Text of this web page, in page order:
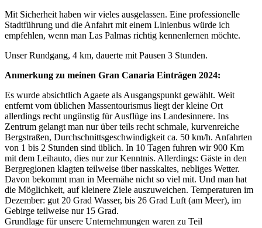
Mit Sicherheit haben wir vieles ausgelassen. Eine professionelle
Stadtführung und die Anfahrt mit einem Linienbus würde ich
empfehlen, wenn man Las Palmas richtig kennenlernen möchte.
Unser Rundgang, 4 km, dauerte mit Pausen 3 Stunden.
Anmerkung zu meinen Gran Canaria Einträgen 2024:
Es wurde absichtlich Agaete als Ausgangspunkt gewählt. Weit
entfernt vom üblichen Massentourismus liegt der kleine Ort
allerdings recht ungünstig für Ausflüge ins Landesinnere. Ins
Zentrum gelangt man nur über teils recht schmale, kurvenreiche
Bergstraßen, Durchschnittsgeschwindigkeit ca. 50 km/h. Anfahrten
von 1 bis 2 Stunden sind üblich. In 10 Tagen fuhren wir 900 Km
mit dem Leihauto, dies nur zur Kenntnis. Allerdings: Gäste in den
Bergregionen klagten teilweise über nasskaltes, nebliges Wetter.
Davon bekommt man in Meernähe nicht so viel mit. Und man hat
die Möglichkeit, auf kleinere Ziele auszuweichen. Temperaturen im
Dezember: gut 20 Grad Wasser, bis 26 Grad Luft (am Meer), im
Gebirge teilweise nur 15 Grad.
Grundlage für unsere Unternehmungen waren zu Teil